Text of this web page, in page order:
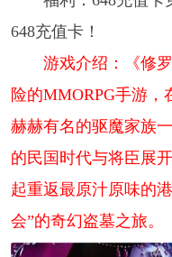
648充值卡！
游戏介绍：《修
险的MMORPG手游
赫赫有名的驱魔家族
的民国时代与将臣展
起重返最原汁原味的
会”的奇幻盗墓之旅。